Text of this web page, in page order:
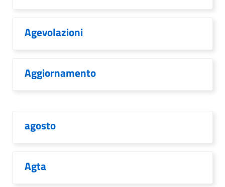
Agevolazioni
Aggiornamento
agosto
Agta